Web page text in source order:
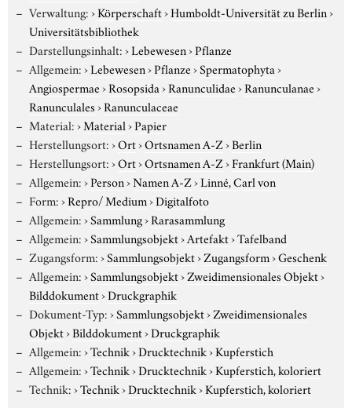
Verwaltung:›Körperschaft›Humboldt-Universität zu Berlin›
Universitätsbibliothek
Darstellungsinhalt:›Lebewesen›Pflanze
Allgemein:›Lebewesen›Pflanze›Spermatophyta›
Angiospermae›Rosopsida›Ranunculidae›Ranunculanae›
Ranunculales›Ranunculaceae
Material:›Material›Papier
Herstellungsort:›Ort›Ortsnamen A-Z›Berlin
Herstellungsort:›Ort›Ortsnamen A-Z›Frankfurt (Main)
Allgemein:›Person›Namen A-Z›Linné, Carl von
Form:›Repro/ Medium›Digitalfoto
Allgemein:›Sammlung›Rarasammlung
Allgemein:›Sammlungsobjekt›Artefakt›Tafelband
Zugangsform:›Sammlungsobjekt›Zugangsform›Geschenk
Allgemein:›Sammlungsobjekt›Zweidimensionales Objekt›
Bilddokument›Druckgraphik
Dokument-Typ:›Sammlungsobjekt›Zweidimensionales
Objekt›Bilddokument›Druckgraphik
Allgemein:›Technik›Drucktechnik›Kupferstich
Allgemein:›Technik›Drucktechnik›Kupferstich, koloriert
Technik:›Technik›Drucktechnik›Kupferstich, koloriert